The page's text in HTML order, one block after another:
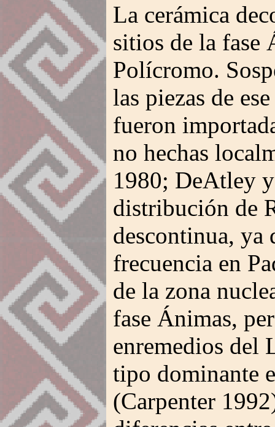
La cerámica
sitios de la fase
Polícromo.
las piezas de
fueron
no hechas
1980; DeAtley
distribución de
descontinua, ya
frecuencia en
de la zona
fase Ánimas,
enremedios del
tipo dominante
(Carpenter